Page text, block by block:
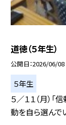
道徳（５年生）
公開日 2026/06/08
５年生
５／１１（月）
動を自ら選んで